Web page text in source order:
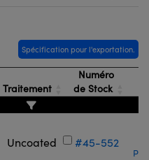
Spécification pour l'exportation.
Traitement
Numéro
de Stock
Uncoated #45-552